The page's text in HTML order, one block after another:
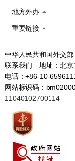
地方外办
重要链接
中华人民共和国外交
联系我们 地址：北
电话：+86-10-
网站标识码：
11040102700114